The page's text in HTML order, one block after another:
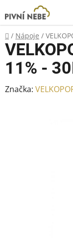
na
obsah
Domů
/ Nápoje /
11% -
Značka: